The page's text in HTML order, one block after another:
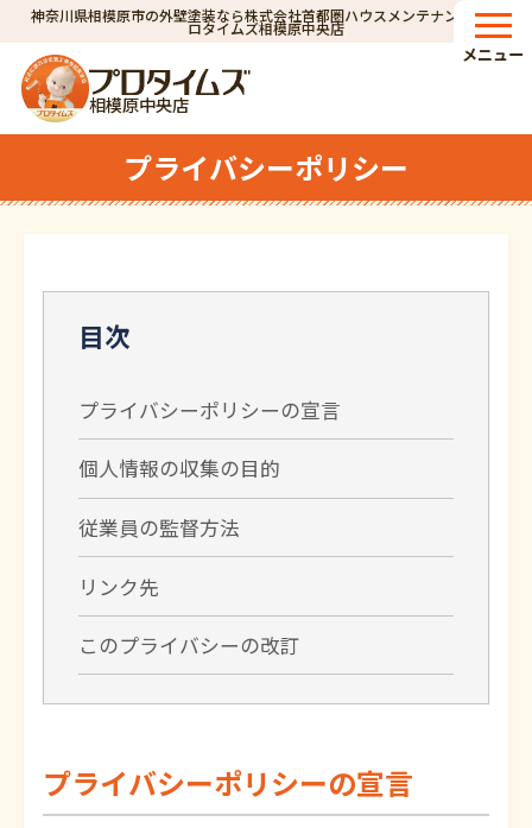
神奈川県相模原市の外壁塗装なら株式会社首都圏ハウスメンテナンス｜プ
ロタイムズ相模原中央店
相模原中央店
メニュー
プライバシーポリシー
目次
プライバシーポリシーの宣言
個人情報の収集の目的
従業員の監督方法
リンク先
このプライバシーの改訂
プライバシーポリシーの宣言